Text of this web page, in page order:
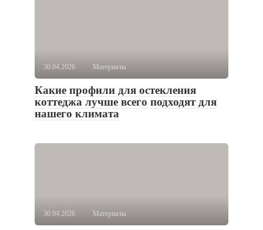
30.04.2026 Материалы
Какие профили для остекления
коттеджа лучше всего подходят для
нашего климата
30.04.2026 Материалы